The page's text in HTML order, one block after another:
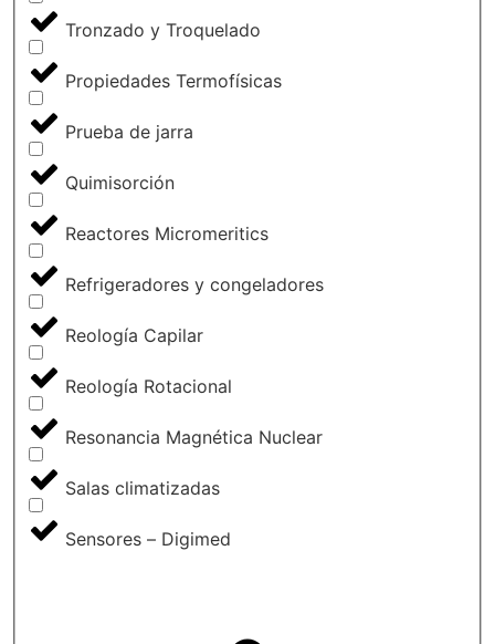
Tronzado y Troquelado
Propiedades Termofísicas
Prueba de jarra
Quimisorción
Reactores Micromeritics
Refrigeradores y congeladores
Reología Capilar
Reología Rotacional
Resonancia Magnética Nuclear
Salas climatizadas
Sensores – Digimed